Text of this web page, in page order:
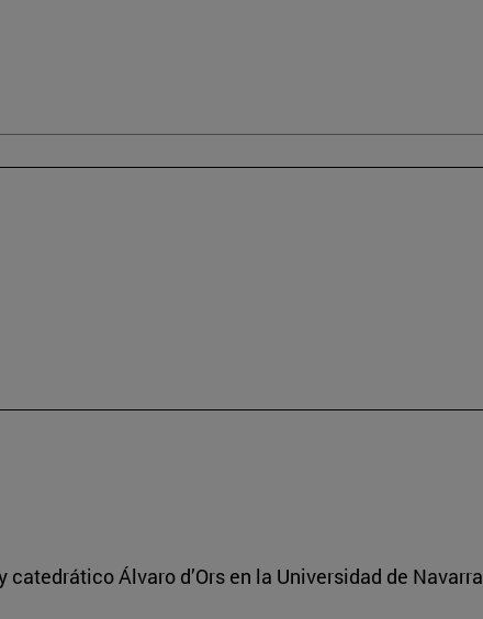
Álvaro d’Ors en la Universidad de Navarra